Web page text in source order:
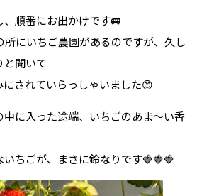
順番にお出かけです🚐
所にいちご農園があるのですが、久し
と聞いて
されていらっしゃいました😊
中に入った途端、いちごのあま～い香
ちごが、まさに鈴なりです🍓🍓🍓